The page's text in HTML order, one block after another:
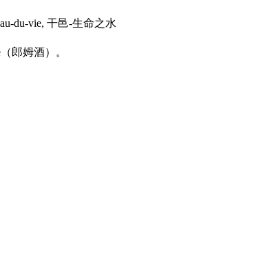
du-vie, 干邑-生命之水
郎姆酒）。